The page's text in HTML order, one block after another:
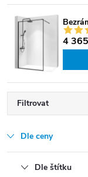
4
Filtrovat
Dle ceny
Dle štítku